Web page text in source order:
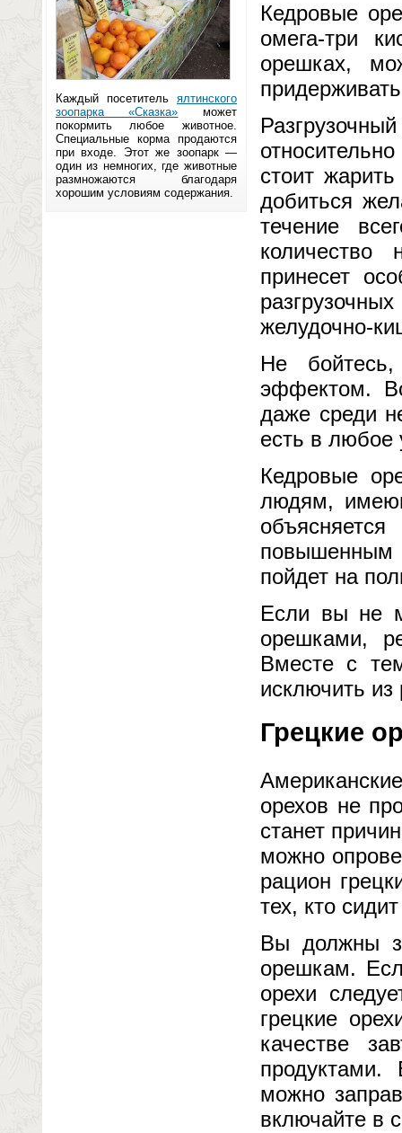
Каждый посетитель ялтинского
зоопарка «Сказка» может
покормить любое животное.
Специальные корма продаются
при входе. Этот же зоопарк —
один из немногих, где животные
размножаются благодаря
хорошим условиям содержания.
Кедровые
омега-три
орешках,
стоит
добиться
течение
принесет
желудочно-
Не
эффектом.
даже среди
есть в любое
Кедровые
людям,
повышенным
пойдет на
Если вы не
орешками,
Вместе с
исключить
Грецкие
орехов не
станет
можно
рацион
тех, кто
Вы должны
орешкам.
орехи
грецкие
качестве
продуктами.
можно
включайте в